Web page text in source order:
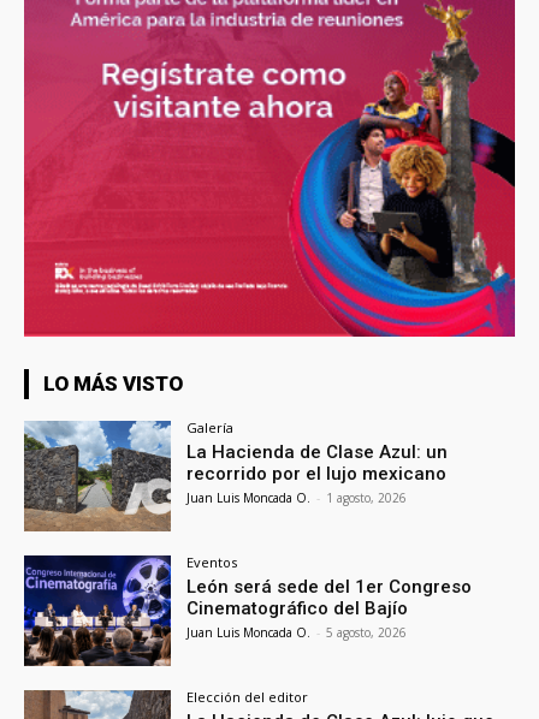
LO MÁS VISTO
Galería
La Hacienda de Clase Azul: un
recorrido por el lujo mexicano
Juan Luis Moncada O. - 1 agosto, 2026
Eventos
León será sede del 1er Congreso
Cinematográfico del Bajío
Juan Luis Moncada O. - 5 agosto, 2026
Elección del editor